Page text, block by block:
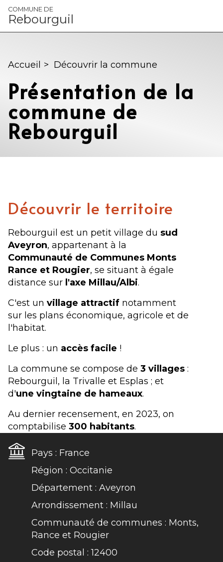
Panneau de gestion des cookies
COMMUNE DE
Rebourguil
Accueil > Découvrir la commune
Présentation de la
commune de
Rebourguil
Découvrir le territoire
Rebourguil est un petit village du sud
Aveyron, appartenant à la
Communauté de Communes Monts
Rance et Rougier, se situant à égale
distance sur l'axe Millau/Albi.
C'est un village attractif notamment
sur les plans économique, agricole et de
l'habitat.
Le plus : un accès facile !
La commune se compose de 3 villages :
Rebourguil, la Trivalle et Esplas ; et
d'une vingtaine de hameaux.
Au dernier recensement, en 2023, on
comptabilise 300 habitants.
Pays : France
Région : Occitanie
Département : Aveyron
Arrondissement : Millau
Communauté de communes : Monts,
Rance et Rougier
Code postal :12400